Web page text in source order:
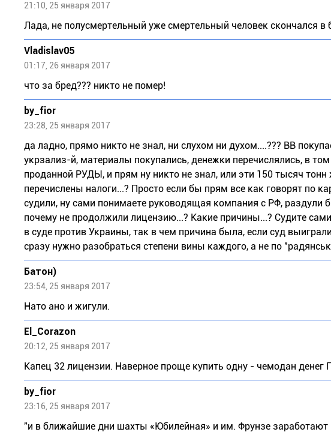
21:10, 25 января 2017
Лада, не полусмертельный уже смертельный человек скончался в
Vladislav05
01:17, 26 января 2017
что за бред??? никто не помер!
by_fior
23:28, 25 января 2017
да ладно, прямо никто не знал, ни слухом ни духом....??? ВВ
укрзализ-й, материалы покупались, денежки перечислялись, в
проданной РУДЫ, и прям ну никто не знал, или эти 150 тысяч
перечислены налоги...? Просто если бы прям все как говорят по
судили, ну сами понимаете руководящая компания с РФ, раздули
почему не продолжили лицензию...? Какие причины...? Судите
в суде против Украины, так в чем причина была, если суд
сразу нужно разобраться степени вины каждого, а не по
Бaтoн)
23:54, 25 января 2017
Нато ано и жигули.
El_Corazon
20:12, 25 января 2017
Капец 32 лицензии. Наверное проще купить одну - чемодан денег
by_fior
23:16, 25 января 2017
"и в ближайшие дни шахты «Юбилейная» и им. Фрунзе